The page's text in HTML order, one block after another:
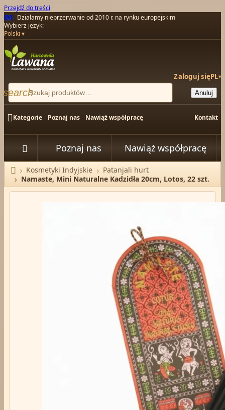
Przejdź do treści
Działamy nieprzerwanie od 2010 r. na rynku europejskim
Wybierz język:
Polski
Zaloguj sięPL▾
search Anuluj
Kategorie Poznaj nas Nawiąż współpracę Kontakt
 Poznaj nas Nawiąż współpracę

Strona główna
Kosmetyki Indyjskie
Patanjali hurt
Namaste, Mini Naturalne Kadzidła 20cm, Lotos, 22 szt.